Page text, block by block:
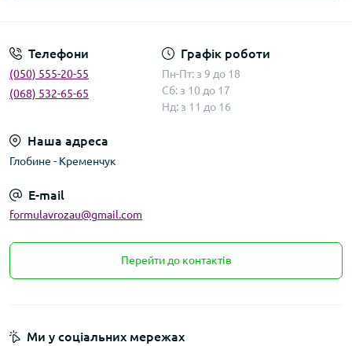
Телефони
(050) 555-20-55
(068) 532-65-65
Графік роботи
Пн-Пт: з 9 до 18
Сб: з 10 до 17
Нд: з 11 до 16
Наша адреса
Глобине - Кременчук
E-mail
formulavrozau@gmail.com
Перейти до контактів
Ми у соціальних мережах